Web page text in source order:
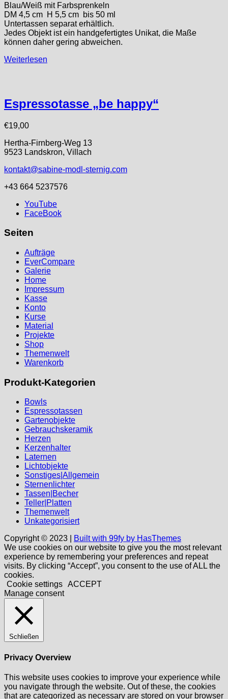
Blau/Weiß mit Farbsprenkeln
DM 4,5 cm H 5,5 cm bis 50 ml
Untertassen separat erhältlich.
Jedes Objekt ist ein handgefertigtes Unikat, die Maße
können daher gering abweichen.
Weiterlesen
Espressotasse „be happy“
€19,00
Hertha-Firnberg-Weg 13
9523 Landskron, Villach
kontakt@sabine-modl-sternig.com
+43 664 5237576
YouTube
FaceBook
Seiten
Aufträge
EverCompare
Galerie
Home
Impressum
Kasse
Konto
Kurse
Material
Projekte
Shop
Themenwelt
Warenkorb
Produkt-Kategorien
Bowls
Espressotassen
Gartenobjekte
Gebrauchskeramik
Herzen
Kerzenhalter
Laternen
Lichtobjekte
Sonstiges|Allgemein
Sternenlichter
Tassen|Becher
Teller|Platten
Themenwelt
Unkategorisiert
Copyright © 2023 |
Built with 99fy by HasThemes
We use cookies on our website to give you the most relevant
experience by remembering your preferences and repeat
visits. By clicking “Accept”, you consent to the use of ALL the
cookies.
Cookie settings ACCEPT
Manage consent
Schließen
Privacy Overview
This website uses cookies to improve your experience while
you navigate through the website. Out of these, the cookies
that are categorized as necessary are stored on your browser